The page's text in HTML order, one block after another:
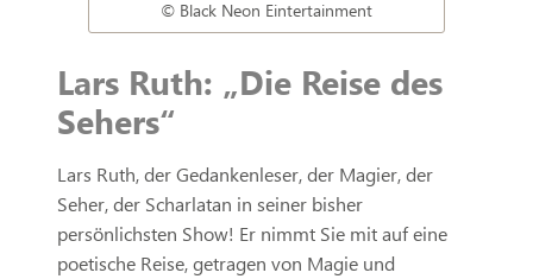
© Black Neon Eintertainment
Lars Ruth: „Die Reise des
Sehers“
Lars Ruth, der Gedankenleser, der Magier, der
Seher, der Scharlatan in seiner bisher
persönlichsten Show! Er nimmt Sie mit auf eine
poetische Reise, getragen von Magie und